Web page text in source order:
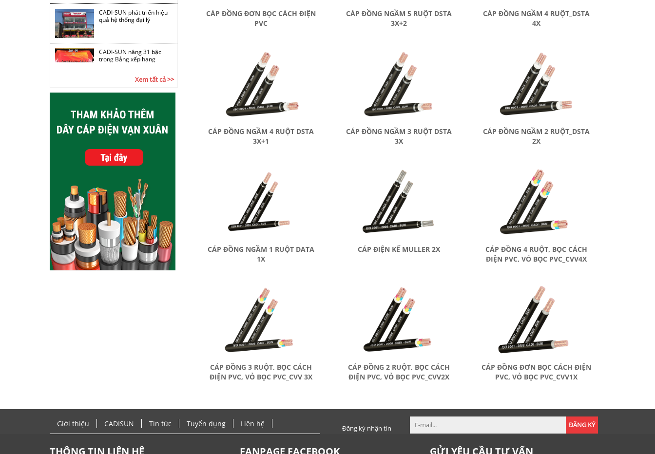
CADI-SUN phát triển hiệu
quả hệ thống đại lý
CADI-SUN nâng 31 bậc
trong Bảng xếp hạng
VNR500
Chùm ảnh Hội nghị tổng
kết các khối công ty CADI-
Xem tất cả >>
CÁP ĐỒNG ĐƠN BỌC CÁCH ĐIỆN
PVC
CÁP ĐỒNG NGẦM 5 RUỘT DSTA
3X+2
CÁP ĐỒNG NGẦM 4 RUỘT_DSTA
4X
CÁP ĐỒNG NGẦM 4 RUỘT DSTA
3X+1
CÁP ĐỒNG NGẦM 3 RUỘT DSTA
3X
CÁP ĐỒNG NGẦM 2 RUỘT_DSTA
2X
CÁP ĐỒNG NGẦM 1 RUỘT DATA
1X
CÁP ĐIỆN KẾ MULLER 2X
CÁP ĐỒNG 4 RUỘT, BỌC CÁCH
ĐIỆN PVC, VỎ BỌC PVC_CVV4X
CÁP ĐỒNG 3 RUỘT, BỌC CÁCH
ĐIỆN PVC, VỎ BỌC PVC_CVV 3X
CÁP ĐỒNG 2 RUỘT, BỌC CÁCH
ĐIỆN PVC, VỎ BỌC PVC_CVV2X
CÁP ĐỒNG ĐƠN BỌC CÁCH ĐIỆN
PVC, VỎ BỌC PVC_CVV1X
Giới thiệu CADISUN Tin tức Tuyển dụng Liên hệ Đăng ký nhận tin ĐĂNG KÝ
THÔNG TIN LIÊN HỆ FANPAGE FACEBOOK GỬI YÊU CẦU TƯ VẤN